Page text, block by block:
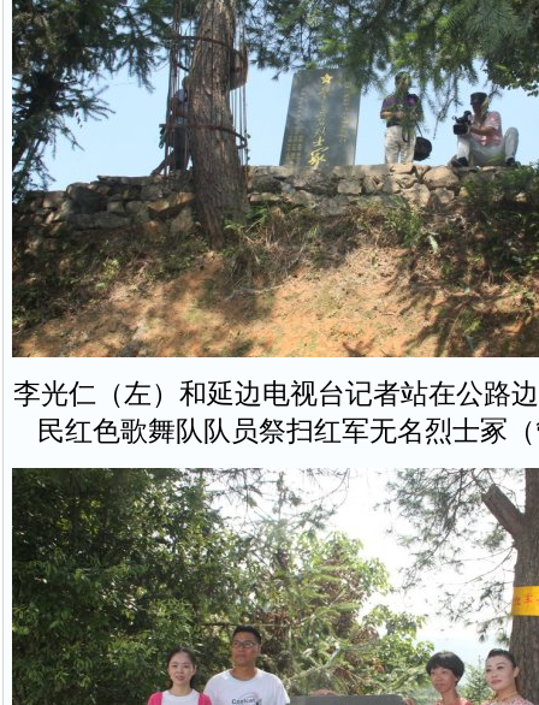
李光仁（左）和延边电视台记者站在公路
民红色歌舞队队员祭扫红军无名烈士冢